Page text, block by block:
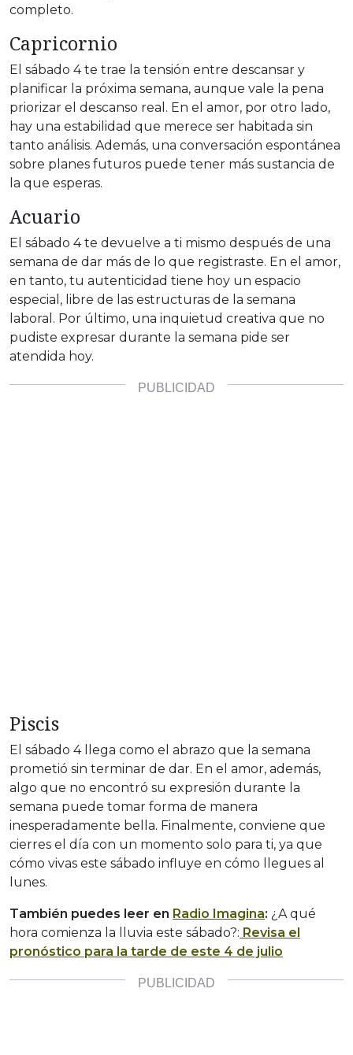
completo.
Capricornio
El sábado 4 te trae la tensión entre descansar y
planificar la próxima semana, aunque vale la pena
priorizar el descanso real. En el amor, por otro lado,
hay una estabilidad que merece ser habitada sin
tanto análisis. Además, una conversación espontánea
sobre planes futuros puede tener más sustancia de
la que esperas.
Acuario
El sábado 4 te devuelve a ti mismo después de una
semana de dar más de lo que registraste. En el amor,
en tanto, tu autenticidad tiene hoy un espacio
especial, libre de las estructuras de la semana
laboral. Por último, una inquietud creativa que no
pudiste expresar durante la semana pide ser
atendida hoy.
Piscis
El sábado 4 llega como el abrazo que la semana
prometió sin terminar de dar. En el amor, además,
algo que no encontró su expresión durante la
semana puede tomar forma de manera
inesperadamente bella. Finalmente, conviene que
cierres el día con un momento solo para ti, ya que
cómo vivas este sábado influye en cómo llegues al
lunes.
También puedes leer en Radio Imagina: ¿A qué
hora comienza la lluvia este sábado?: Revisa el
pronóstico para la tarde de este 4 de julio